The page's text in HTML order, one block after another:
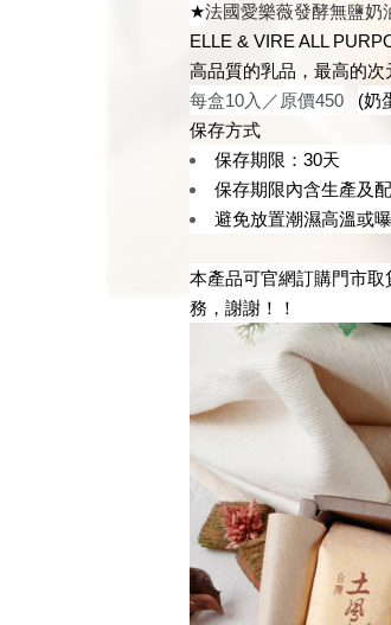
★法國愛樂薇發酵無鹽奶
ELLE & VIRE ALL
高品質的乳品， 最高的次
每盒10入／原價450
(奶
保存方式
保存期限：30天
保存期限內含生產及
避免放置潮濕高溫或曝
本產品可官網訂購門市
務，謝謝！！